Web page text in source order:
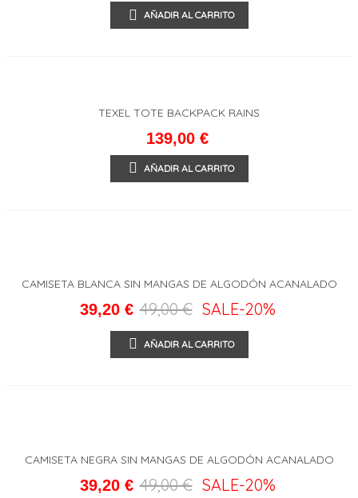
AÑADIR AL CARRITO
TEXEL TOTE BACKPACK RAINS
139,00 €
AÑADIR AL CARRITO
CAMISETA BLANCA SIN MANGAS DE ALGODÓN ACANALADO
39,20 € 49,00 € SALE-20%
AÑADIR AL CARRITO
CAMISETA NEGRA SIN MANGAS DE ALGODÓN ACANALADO
39,20 € 49,00 € SALE-20%